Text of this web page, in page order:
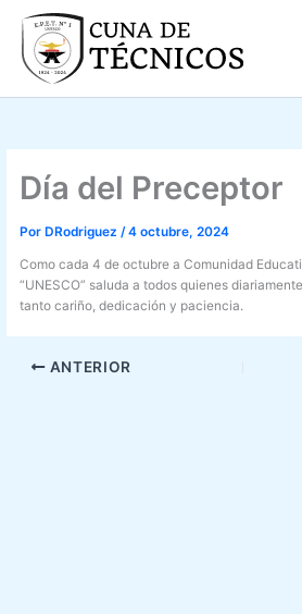
contenido
Día del Preceptor
Por DRodriguez/4 octubre, 2024
Como cada 4 de octubre a Comunidad
“UNESCO” saluda a todos quienes
tanto cariño, dedicación y paciencia.
ANTERIOR